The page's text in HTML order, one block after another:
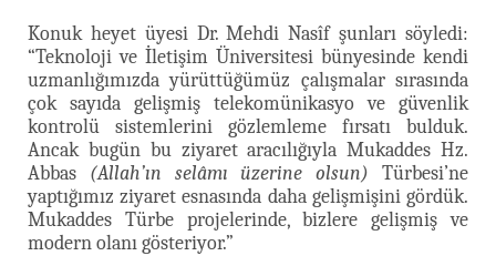
Konuk heyet üyesi Dr. Mehdi Nasîf şunları söyledi:
“Teknoloji ve İletişim Üniversitesi bünyesinde kendi
uzmanlığımızda yürüttüğümüz çalışmalar sırasında
çok sayıda gelişmiş telekomünikasyo ve güvenlik
kontrolü sistemlerini gözlemleme fırsatı bulduk.
Ancak bugün bu ziyaret aracılığıyla Mukaddes Hz.
Abbas (Allah’ın selâmı üzerine olsun) Türbesi’ne
yaptığımız ziyaret esnasında daha gelişmişini gördük.
Mukaddes Türbe projelerinde, bizlere gelişmiş ve
modern olanı gösteriyor.”